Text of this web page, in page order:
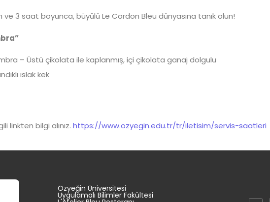
ve 3 saat boyunca, büyülü Le Cordon Bleu dünyasına tanık olun!
– Üstü çikolata ile kaplanmış, içi çikolata ganaj dolgulu
ıslak kek
linkten bilgi alınız. https://www.ozyegin.edu.tr/tr/iletisim/servis-saatleri
Özyeğin Üniversitesi
Uygulamalı Bilimler Fakültesi